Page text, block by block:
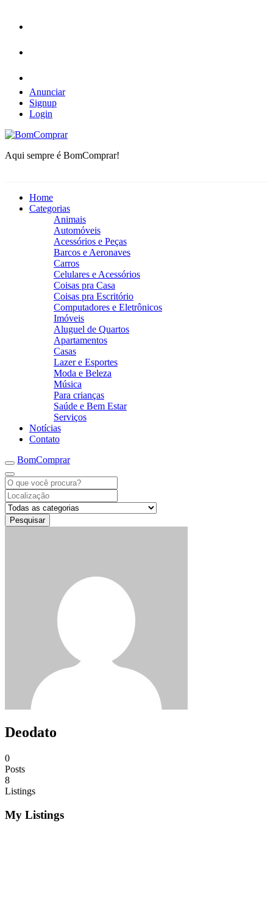
Anunciar
Signup
Login
BomComprar
Aqui sempre é BomComprar!
Home
Categorias
Animais
Automóveis
Acessórios e Peças
Barcos e Aeronaves
Carros
Celulares e Acessórios
Coisas pra Casa
Coisas pra Escritório
Computadores e Eletrônicos
Imóveis
Aluguel de Quartos
Apartamentos
Casas
Lazer e Esportes
Moda e Beleza
Música
Para crianças
Saúde e Bem Estar
Serviços
Notícias
Contato
BomComprar
Pesquisar
Deodato
0
Posts
8
Listings
My Listings